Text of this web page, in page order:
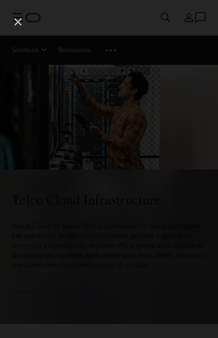
Menu Pays
Solutions Ressources